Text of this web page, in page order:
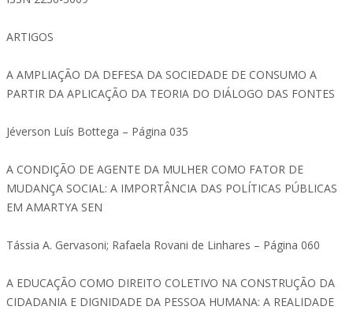
ARTIGOS
A AMPLIAÇÃO DA DEFESA DA SOCIEDADE DE CONSUMO A
PARTIR DA APLICAÇÃO DA TEORIA DO DIÁLOGO DAS FONTES
Jéverson Luís Bottega – Página 035
A CONDIÇÃO DE AGENTE DA MULHER COMO FATOR DE
MUDANÇA SOCIAL: A IMPORTÂNCIA DAS POLÍTICAS PÚBLICAS
EM AMARTYA SEN
Tássia A. Gervasoni; Rafaela Rovani de Linhares – Página 060
A EDUCAÇÃO COMO DIREITO COLETIVO NA CONSTRUÇÃO DA
CIDADANIA E DIGNIDADE DA PESSOA HUMANA: A REALIDADE